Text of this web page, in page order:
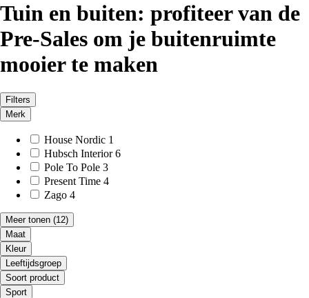
Tuin en buiten: profiteer van de
Pre-Sales om je buitenruimte
mooier te maken
Filters
Merk
House Nordic 1
Hubsch Interior 6
Pole To Pole 3
Present Time 4
Zago 4
Meer tonen (12)
Maat
Kleur
Leeftijdsgroep
Soort product
Sport